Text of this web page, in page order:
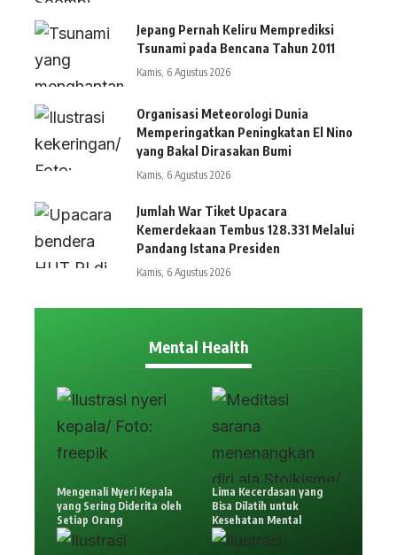
Jepang Pernah Keliru Memprediksi
Tsunami pada Bencana Tahun 2011
Kamis, 6 Agustus 2026
Organisasi Meteorologi Dunia
Memperingatkan Peningkatan El Nino
yang Bakal Dirasakan Bumi
Kamis, 6 Agustus 2026
Jumlah War Tiket Upacara
Kemerdekaan Tembus 128.331 Melalui
Pandang Istana Presiden
Kamis, 6 Agustus 2026
Mental Health
Mengenali Nyeri Kepala
yang Sering Diderita oleh
Setiap Orang
Lima Kecerdasan yang
Bisa Dilatih untuk
Kesehatan Mental